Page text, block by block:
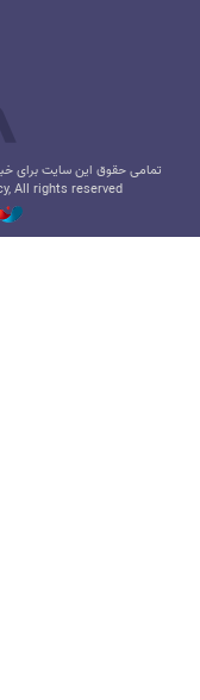
تمامی حقوق این سایت برای
All rights reserved